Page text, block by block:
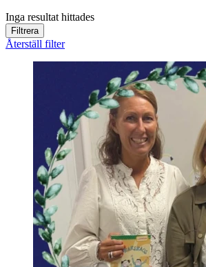
Inga resultat hittades
Filtrera
Återställ filter